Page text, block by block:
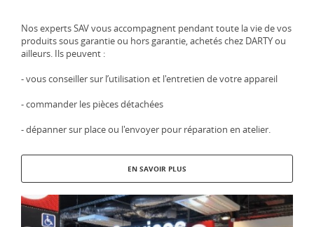
Nos experts SAV vous accompagnent pendant toute la vie de vos
produits sous garantie ou hors garantie, achetés chez DARTY ou
ailleurs. Ils peuvent :
- vous conseiller sur l’utilisation et l'entretien de votre appareil
- commander les pièces détachées
- dépanner sur place ou l'envoyer pour réparation en atelier.
EN SAVOIR PLUS